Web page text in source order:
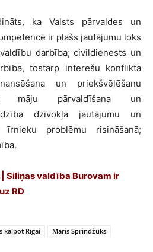
ka Valsts pārvaldes un
ir plašs jautājumu loks
darbība; civildienests un
tostarp interešu konflikta
un priekšvēlēšanu
māju pārvaldīšana un
dzīvokļa jautājumu un
īrnieku problēmu risināšanā;
Siliņas valdība Burovam ir
RD
kalpot Rīgai
Māris Sprindžuks